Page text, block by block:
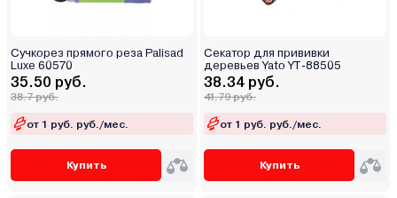
Сучкорез прямого реза Palisad
Luxe 60570
35.50 руб.
38.7 руб.
от 1 руб. руб./мес.
Купить
Секатор для прививки
деревьев Yato YT-88505
38.34 руб.
41.79 руб.
от 1 руб. руб./мес.
Купить